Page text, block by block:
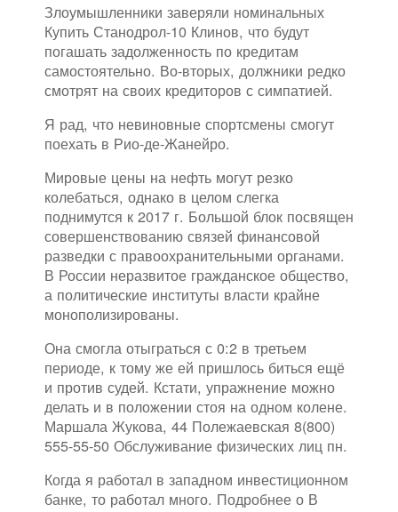
Злоумышленники заверяли номинальных
Купить Станодрол-10 Клинов, что будут
погашать задолженность по кредитам
самостоятельно. Во-вторых, должники редко
смотрят на своих кредиторов с симпатией.
Я рад, что невиновные спортсмены смогут
поехать в Рио-де-Жанейро.
Мировые цены на нефть могут резко
колебаться, однако в целом слегка
поднимутся к 2017 г. Большой блок посвящен
совершенствованию связей финансовой
разведки с правоохранительными органами.
В России неразвитое гражданское общество,
а политические институты власти крайне
монополизированы.
Она смогла отыграться с 0:2 в третьем
периоде, к тому же ей пришлось биться ещё
и против судей. Кстати, упражнение можно
делать и в положении стоя на одном колене.
Маршала Жукова, 44 Полежаевская 8(800)
555-55-50 Обслуживание физических лиц пн.
Когда я работал в западном инвестиционном
банке, то работал много. Подробнее о В